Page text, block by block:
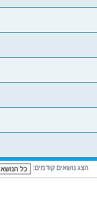
הצג נושאים קודמים: